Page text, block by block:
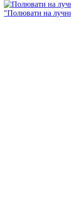
"Полювати на